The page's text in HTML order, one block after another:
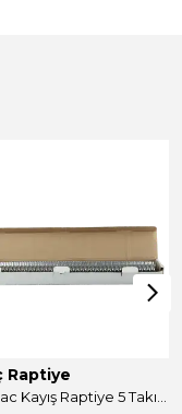
Raptiye